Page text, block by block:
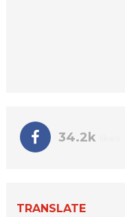
34.2k
TRANSLATE